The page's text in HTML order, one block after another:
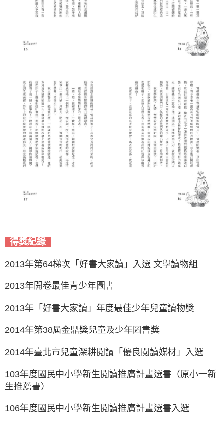
得獎紀錄
2013年第64梯次「好書大家讀」入選 文學讀物組
2013年開卷最佳青少年圖書
2013年「好書大家讀」年度最佳少年兒童讀物獎
2014年第38屆金鼎獎兒童及少年圖書獎
2014年臺北市兒童深耕閱讀「優良閱讀媒材」入選
103年度國民中小學新生閱讀推廣計畫選書（原小一新
生推薦書）
106年度國民中小學新生閱讀推廣計畫選書入選